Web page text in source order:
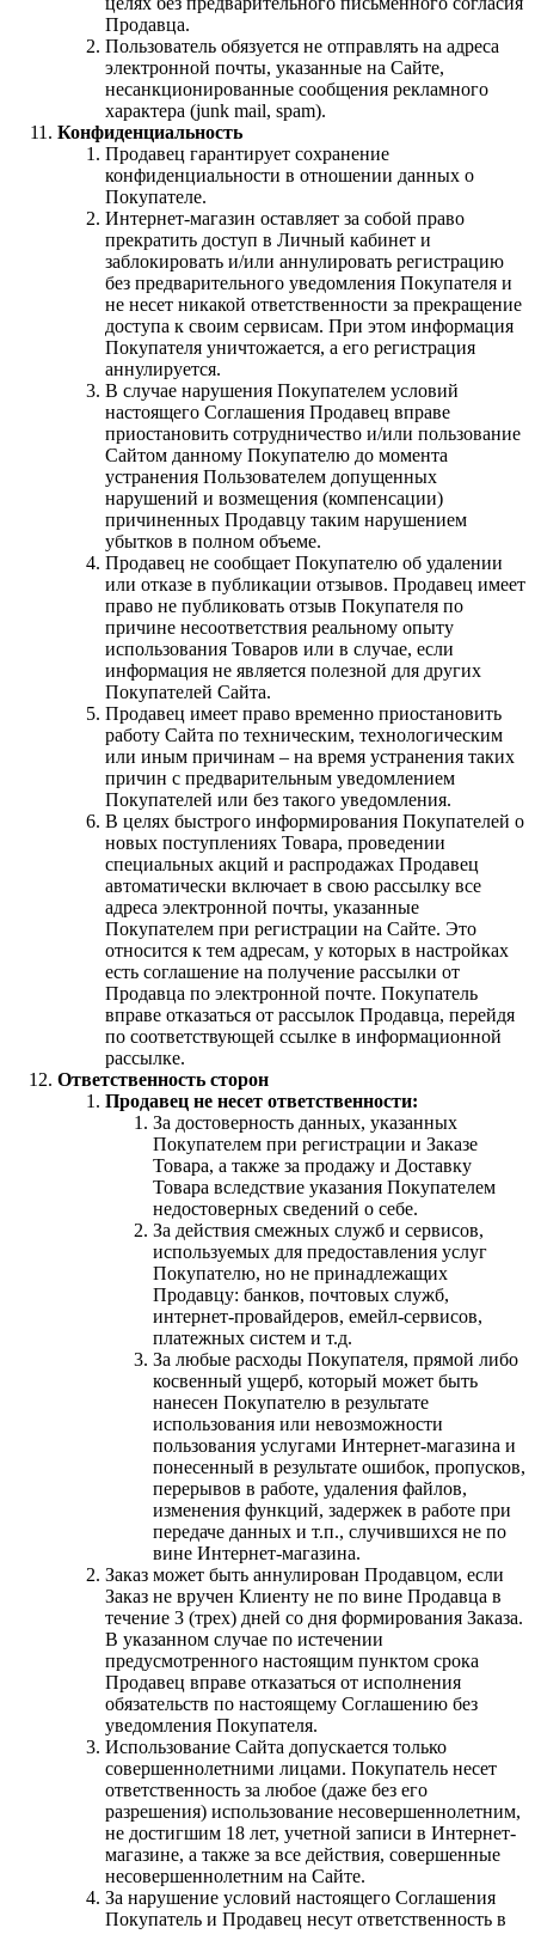
Продавца.
Пользователь обязуется не отправлять на адреса
электронной почты, указанные на Сайте,
несанкционированные сообщения рекламного
характера (junk mail, spam).
Конфиденциальность
Продавец гарантирует сохранение
конфиденциальности в отношении данных о
Покупателе.
Интернет-магазин оставляет за собой право
прекратить доступ в Личный кабинет и
заблокировать и/или аннулировать регистрацию
без предварительного уведомления Покупателя и
не несет никакой ответственности за прекращение
доступа к своим сервисам. При этом информация
Покупателя уничтожается, а его регистрация
аннулируется.
В случае нарушения Покупателем условий
настоящего Соглашения Продавец вправе
приостановить сотрудничество и/или пользование
Сайтом данному Покупателю до момента
устранения Пользователем допущенных
нарушений и возмещения (компенсации)
причиненных Продавцу таким нарушением
убытков в полном объеме.
Продавец не сообщает Покупателю об удалении
или отказе в публикации отзывов. Продавец имеет
право не публиковать отзыв Покупателя по
причине несоответствия реальному опыту
использования Товаров или в случае, если
информация не является полезной для других
Покупателей Сайта.
Продавец имеет право временно приостановить
работу Сайта по техническим, технологическим
или иным причинам – на время устранения таких
причин с предварительным уведомлением
Покупателей или без такого уведомления.
В целях быстрого информирования Покупателей о
новых поступлениях Товара, проведении
специальных акций и распродажах Продавец
автоматически включает в свою рассылку все
адреса электронной почты, указанные
Покупателем при регистрации на Сайте. Это
относится к тем адресам, у которых в настройках
есть соглашение на получение рассылки от
Продавца по электронной почте. Покупатель
вправе отказаться от рассылок Продавца, перейдя
по соответствующей ссылке в информационной
рассылке.
Ответственность сторон
Продавец не несет ответственности:
За достоверность данных, указанных
Покупателем при регистрации и Заказе
Товара, а также за продажу и Доставку
Товара вследствие указания Покупателем
недостоверных сведений о себе.
За действия смежных служб и сервисов,
используемых для предоставления услуг
Покупателю, но не принадлежащих
Продавцу: банков, почтовых служб,
интернет-провайдеров, емейл-сервисов,
платежных систем и т.д.
За любые расходы Покупателя, прямой либо
косвенный ущерб, который может быть
нанесен Покупателю в результате
использования или невозможности
пользования услугами Интернет-магазина и
понесенный в результате ошибок, пропусков,
перерывов в работе, удаления файлов,
изменения функций, задержек в работе при
передаче данных и т.п., случившихся не по
вине Интернет-магазина.
Заказ может быть аннулирован Продавцом, если
Заказ не вручен Клиенту не по вине Продавца в
течение 3 (трех) дней со дня формирования Заказа.
В указанном случае по истечении
предусмотренного настоящим пунктом срока
Продавец вправе отказаться от исполнения
обязательств по настоящему Соглашению без
уведомления Покупателя.
Использование Сайта допускается только
совершеннолетними лицами. Покупатель несет
ответственность за любое (даже без его
разрешения) использование несовершеннолетним,
не достигшим 18 лет, учетной записи в Интернет-
магазине, а также за все действия, совершенные
несовершеннолетним на Сайте.
За нарушение условий настоящего Соглашения
Покупатель и Продавец несут ответственность в